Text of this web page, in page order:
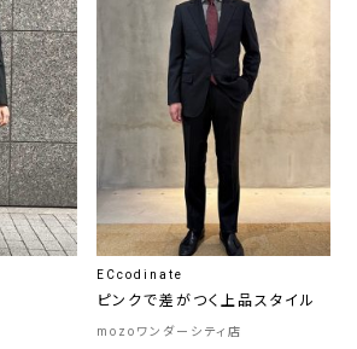
ECcodinate
ピンクで差がつく上品スタイル
mozoワンダーシティ店